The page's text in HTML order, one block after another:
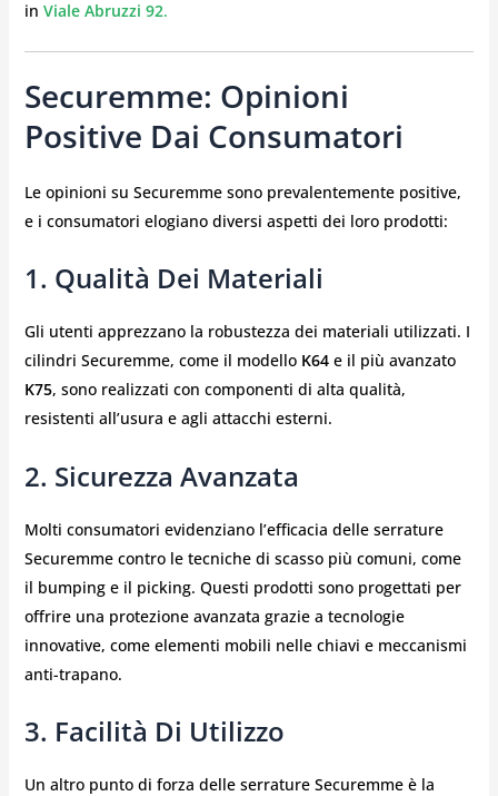
in Viale Abruzzi 92.
Securemme: Opinioni
Positive Dai Consumatori
Le opinioni su Securemme sono prevalentemente positive,
e i consumatori elogiano diversi aspetti dei loro prodotti:
1. Qualità Dei Materiali
Gli utenti apprezzano la robustezza dei materiali utilizzati. I
cilindri Securemme, come il modello K64e il più avanzato
K75, sono realizzati con componenti di alta qualità,
resistenti all’usura e agli attacchi esterni.
2. Sicurezza Avanzata
Molti consumatori evidenziano l’efficacia delle serrature
Securemme contro le tecniche di scasso più comuni, come
il bumping e il picking. Questi prodotti sono progettati per
offrire una protezione avanzata grazie a tecnologie
innovative, come elementi mobili nelle chiavi e meccanismi
anti-trapano.
3. Facilità Di Utilizzo
Un altro punto di forza delle serrature Securemme è la